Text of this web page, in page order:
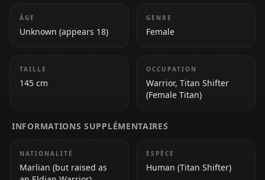
ÂGE
Unknown (appears 18)
GENRE
Female
TAILLE
145 cm
OCCUPATION
Warrior, Titan Shifter
(Female Titan)
INFORMATIONS SUPPLÉMENTAIRES
NATIONALITÉ
Marlian (but raised as
ESPÈCE
Human (Titan Shifter)